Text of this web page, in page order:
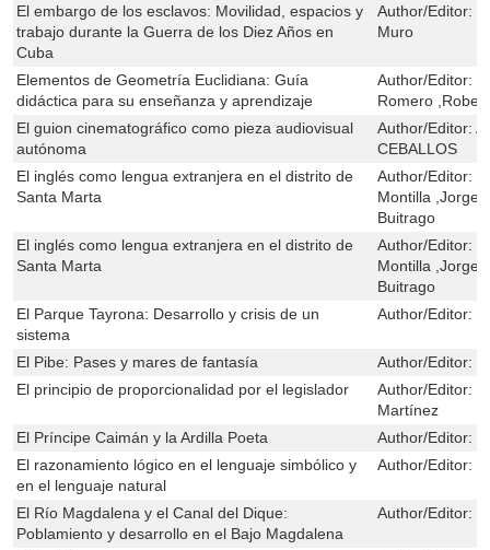
El embargo de los esclavos: Movilidad, espacios y
trabajo durante la Guerra de los Diez Años en
Cuba
Author/Editor:
Muro
Elementos de Geometría Euclidiana: Guía
didáctica para su enseñanza y aprendizaje
Author/Editor:
Romero
El guion cinematográfico como pieza audiovisual
autónoma
Author/Editor:
CEBALLOS
El inglés como lengua extranjera en el distrito de
Santa Marta
Author/Editor:
Montilla ,Jorge
Buitrago
El inglés como lengua extranjera en el distrito de
Santa Marta
Author/Editor:
Montilla ,Jorge
Buitrago
El Parque Tayrona: Desarrollo y crisis de un
sistema
Author/Editor:
El Pibe: Pases y mares de fantasía Author/Editor:
El principio de proporcionalidad por el legislador
Author/Editor:
Martínez
El Príncipe Caimán y la Ardilla Poeta
Author/Editor:
El razonamiento lógico en el lenguaje simbólico y
en el lenguaje natural
Author/Editor:
El Río Magdalena y el Canal del Dique:
Poblamiento y desarrollo en el Bajo Magdalena
Author/Editor: